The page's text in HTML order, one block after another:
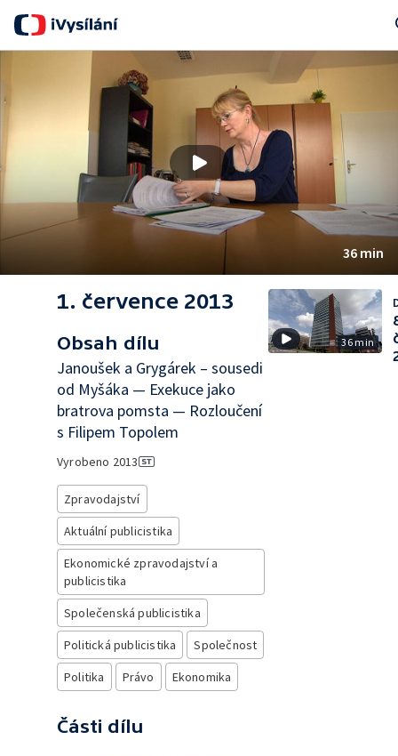
36 min
1. července 2013
Obsah dílu
Janoušek a Grygárek – sousedi
od Myšáka — Exekuce jako
bratrova pomsta — Rozloučení
s Filipem Topolem
Vyrobeno 2013
Zpravodajství
Aktuální publicistika
Ekonomické zpravodajství a
publicistika
Společenská publicistika
Politická publicistika
Společnost
Politika
Právo Ekonomika
Části dílu
36 min